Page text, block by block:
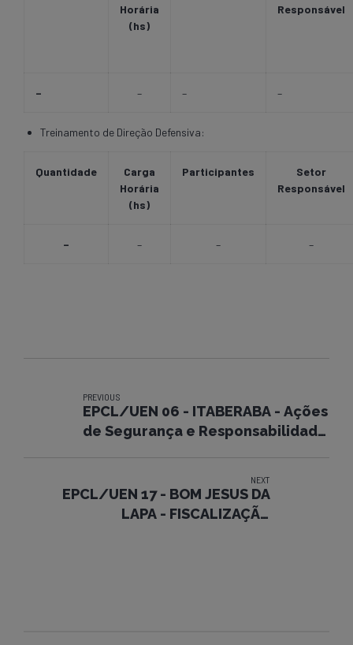
Horária
(hs)
Responsável
– – – –
Treinamento de Direção Defensiva:
Quantidade
Carga
Horária
(hs)
Participantes
Setor
Responsável
– – – –
PREVIOUS
EPCL/UEN 06 - ITABERABA - Ações
de Segurança e Responsabilidade
NEXT
EPCL/UEN 17 - BOM JESUS DA
LAPA - FISCALIZAÇÃO